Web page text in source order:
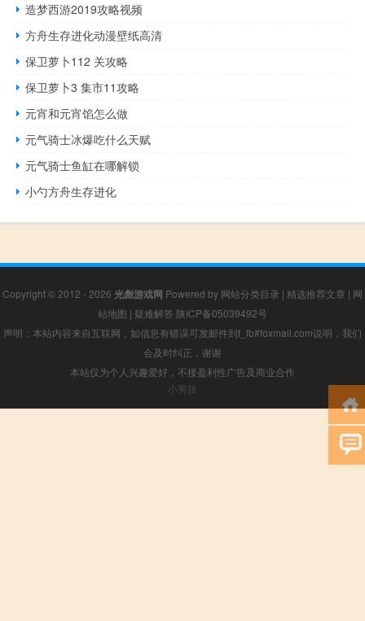
造梦西游2019攻略视频
方舟生存进化动漫壁纸高清
保卫萝卜112 关攻略
保卫萝卜3 集市11攻略
元宵和元宵馅怎么做
元气骑士冰爆吃什么天赋
元气骑士鱼缸在哪解锁
小勺方舟生存进化
Copyright © 2012 - 2026 光彪游戏网 Powered by 网站分类目录 | 精选推荐文章 | 网
站地图 | 疑难解答 陕ICP备05039492号
声明：本站内容来自互联网，如信息有错误可发邮件到f_fb#foxmail.com说明，我们
会及时纠正，谢谢
本站仅为个人兴趣爱好，不接盈利性广告及商业合作
小男孩